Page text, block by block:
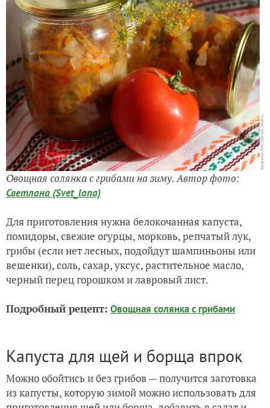
Овощная солянка с грибами на зиму. Автор фото:
Светлана (Svet_lana)
Для приготовления нужна белокочанная капуста,
помидоры, свежие огурцы, морковь, репчатый лук,
грибы (если нет лесных, подойдут шампиньоны или
вешенки), соль, сахар, уксус, растительное масло,
черный перец горошком и лавровый лист.
Подробный рецепт: Овощная солянка с грибами
Капуста для щей и борща впрок
Можно обойтись и без грибов — получится заготовка
из капусты, которую зимой можно использовать для